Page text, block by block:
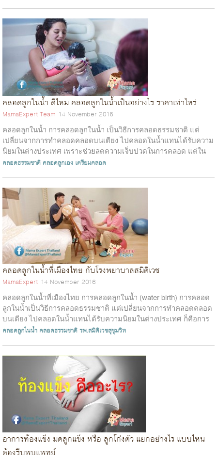
คลอดลูกในน้ำ ดีไหม คลอดลูกในน้ำเป็นอย่างไร ราคาเท่าไหร่
MamaExpert Team 14 November 2016
คลอดลูกในน้ำ การคลอดลูกในน้ำ เป็นวิธีการคลอดธรรมชาติ แต่
เปลี่ยนจากการทำคลอดคลอดบนเตียง ไปคลอดในน้ำแทนได้รับความ
นิยมในต่างประเทศ เพราะช่วยลดความเจ็บปวดในการคลอด แต่ใน
ประเทศไทยยังไม่แพร่หลายมากนัก เ...
คลอดธรรมชาติ คลอดลูกเอง เตรียมคลอด
คลอดลูกในน้ำที่เมืองไทย กับโรงพยาบาลสมิติเวช
MamaExpert 14 November 2016
คลอดลูกในน้ำที่เมืองไทย การคลอดลูกในน้ำ (water birth) การคลอด
ลูกในน้ำเป็นวิธีการคลอดธรรมชาติ แต่เปลี่ยนจากการทำคลอดคลอด
บนเตียง ไปคลอดในน้ำแทนได้รับความนิยมในต่างประเทศ ก็คือการ
คลอดในน้ำ เพราะช่วยลดคว...
คลอดลูกในน้ำ คลอดธรรมชาติรพ.สมิติเวชสุขุมวิท
อาการท้องแข็ง มดลูกแข็ง หรือ ลูกโก่งตัว แยกอย่างไร แบบไหน
ต้องรีบพบแพทย์